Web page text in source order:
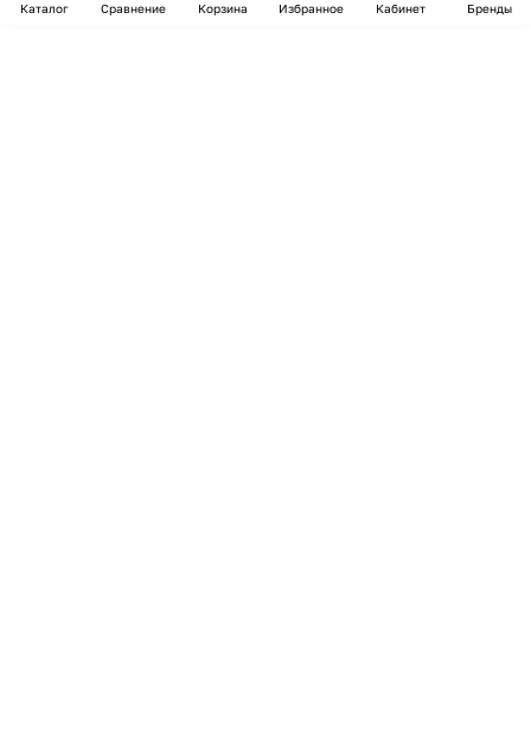
Каталог Сравнение Корзина Избранное Кабинет Бренды